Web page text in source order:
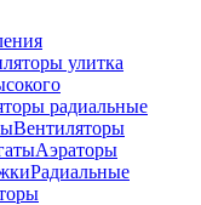
улитка
радиальные
Вентиляторы
Аэраторы
Радиальные